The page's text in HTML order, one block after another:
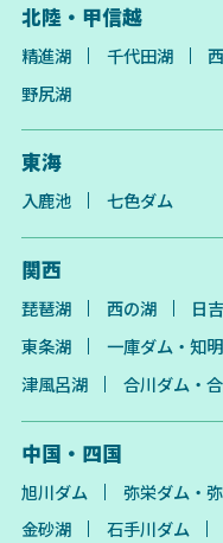
北陸・甲信越
精進湖 千代田湖
野尻湖
東海
入鹿池 七色ダム
関西
琵琶湖 西の湖 日
東条湖
一庫ダム・知
津風呂湖
合川ダム・
中国・四国
旭川ダム 弥栄ダム・
金砂湖
石手川ダム